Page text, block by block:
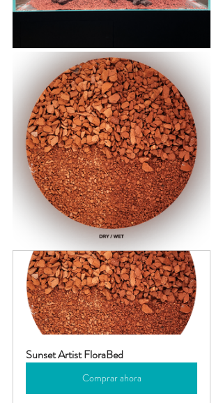
Sunset Artist FloraBed
Comprar ahora